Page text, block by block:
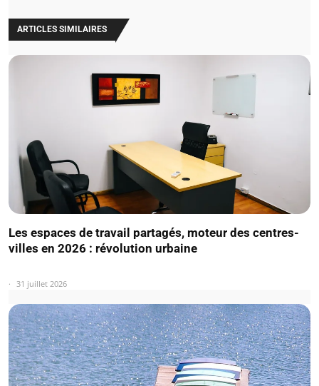
ARTICLES SIMILAIRES
Les espaces de travail partagés, moteur des centres-
villes en 2026 : révolution urbaine
31 juillet 2026